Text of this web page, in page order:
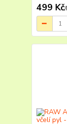
499 Kč/